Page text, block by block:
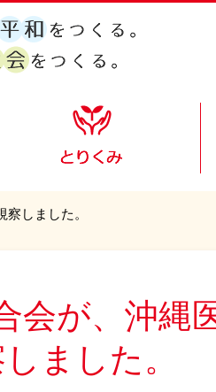
しました。
会が、沖縄
ました。